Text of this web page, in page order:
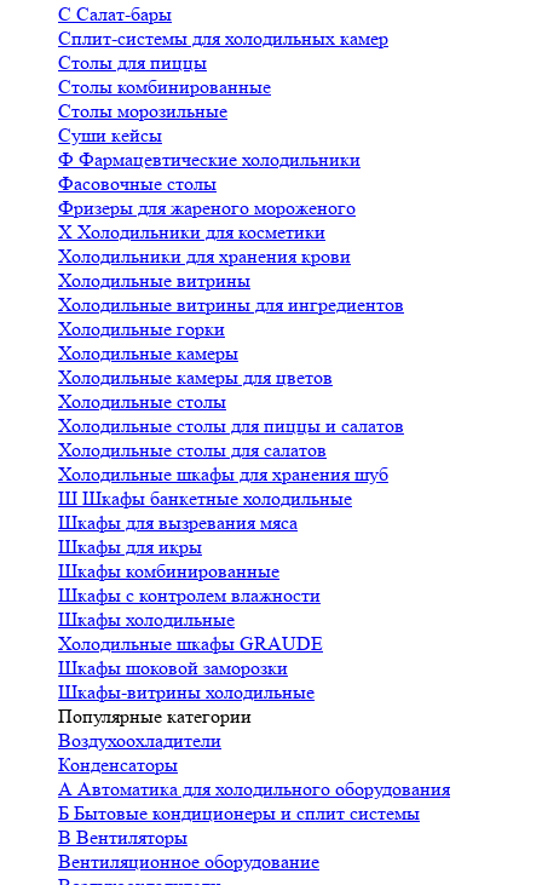
С Салат-бары
Сплит-системы для холодильных камер
Столы для пиццы
Столы комбинированные
Столы морозильные
Суши кейсы
Ф Фармацевтические холодильники
Фасовочные столы
Фризеры для жареного мороженого
Х Холодильники для косметики
Холодильники для хранения крови
Холодильные витрины
Холодильные витрины для ингредиентов
Холодильные горки
Холодильные камеры
Холодильные камеры для цветов
Холодильные столы
Холодильные столы для пиццы и салатов
Холодильные столы для салатов
Холодильные шкафы для хранения шуб
Ш Шкафы банкетные холодильные
Шкафы для вызревания мяса
Шкафы для икры
Шкафы комбинированные
Шкафы с контролем влажности
Шкафы холодильные
Холодильные шкафы GRAUDE
Шкафы шоковой заморозки
Шкафы-витрины холодильные
Популярные категории
Воздухоохладители
Конденсаторы
А Автоматика для холодильного оборудования
Б Бытовые кондиционеры и сплит системы
В Вентиляторы
Вентиляционное оборудование